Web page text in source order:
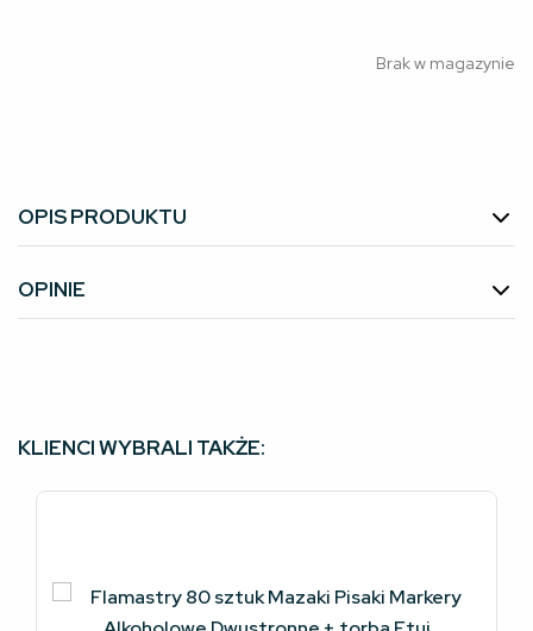
Brak w magazynie
OPIS PRODUKTU
OPINIE
KLIENCI WYBRALI TAKŻE: